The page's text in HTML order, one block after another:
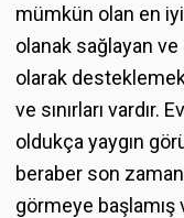
mümkün olan en
olanak sağlayan
olarak
ve sınırları vardır.
oldukça yaygın
beraber son
görmeye başlamış